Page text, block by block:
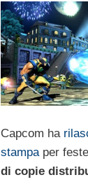
Capcom ha
stampaper
di copie